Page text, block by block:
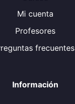
Mi cuenta
Profesores
frecuentes
Información